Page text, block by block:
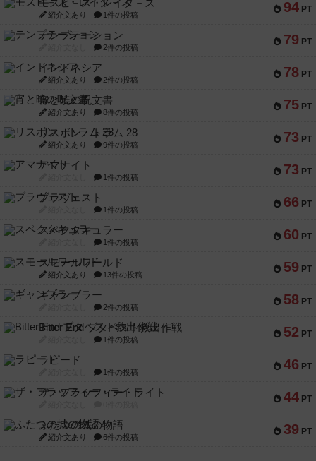
94 PT
モズビ－ズ・レイダ－ズ
紹介文あり 1件の投稿
79 PT
テンプテーション
2件の投稿
78 PT
インドネシア
紹介文あり 2件の投稿
75 PT
宵と暁の呪文書
紹介文あり 8件の投稿
73 PT
リスボン・トラム 28
紹介文あり 9件の投稿
73 PT
アマナイト
1件の投稿
66 PT
ブラヴェスト
1件の投稿
60 PT
スペクタキュラー
1件の投稿
59 PT
スモールワールド
紹介文あり 13件の投稿
58 PT
ギャンブラー
2件の投稿
52 PT
Bitter End ブタペスト救出作戦
1件の投稿
46 PT
ラピード
1件の投稿
44 PT
ザ・フラッフィー・ライト
39 PT
ふたつの城の物語
紹介文あり 6件の投稿